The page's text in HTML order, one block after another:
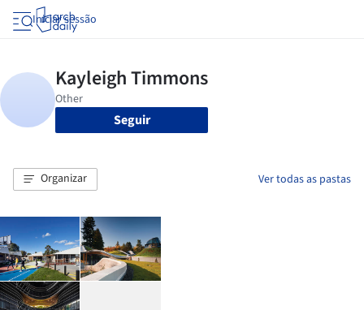
Iniciar sessão
Seguir
Organizar Ver todas as pastas